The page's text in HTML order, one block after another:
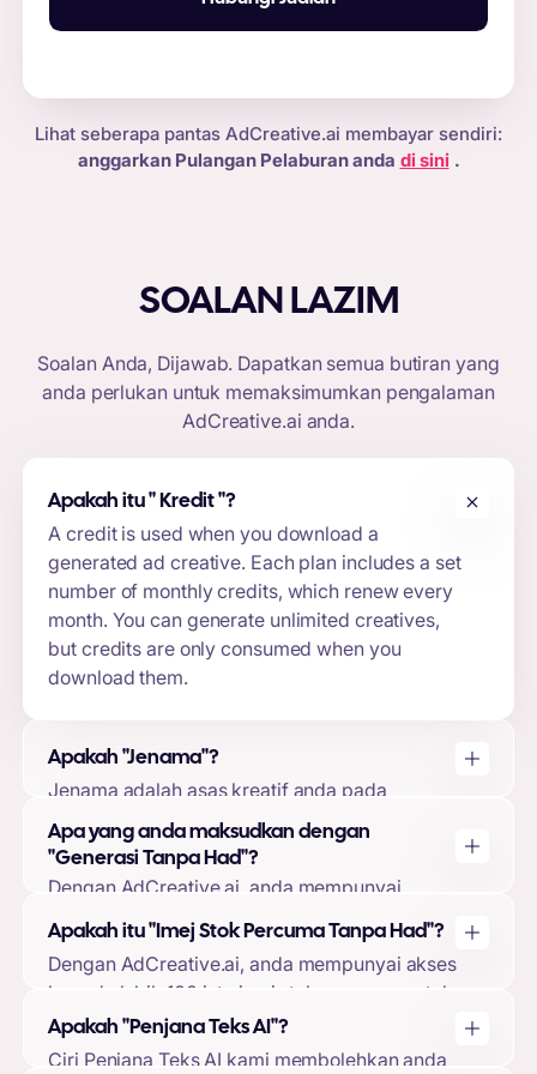
Lihat seberapa pantas AdCreative.ai membayar sendiri:
anggarkan Pulangan Pelaburan anda di sini .
SOALAN LAZIM
Soalan Anda, Dijawab. Dapatkan semua butiran yang
anda perlukan untuk memaksimumkan pengalaman
AdCreative.ai anda.
Apakah itu " Kredit "?
A credit is used when you download a
generated ad creative. Each plan includes a set
number of monthly credits, which renew every
month. You can generate unlimited creatives,
but credits are only consumed when you
download them.
Apakah "Jenama"?
Jenama adalah asas kreatif anda pada
AdCreative.ai. Dengan mencipta jenama, anda
boleh memuat naik logo, warna jenama,
perihalan jenama dan menyambungkan akaun
pembelajaran mesin kami menyesuaikan reka
bentuk dan ramalan kreatif anda kepada
jenama anda, memastikan output berkualiti
tinggi.
Apa yang anda maksudkan dengan
"Generasi Tanpa Had"?
Dengan AdCreative.ai, anda mempunyai
kreatif yang anda mahu, tidak kira sama ada
anda telah menggunakan semua muat turun
menggunakan muat turun anda apabila anda
memilih untuk memuat turun kreatif terjana
Apakah itu "Imej Stok Percuma Tanpa Had"?
Dengan AdCreative.ai, anda mempunyai akses
kepada lebih 100 juta imej stok percuma untuk
digunakan dalam kreatif iklan anda. Imej ini
disertakan dengan setiap pakej, dan anda tidak
Apakah "Penjana Teks AI"?
Ciri Penjana Teks AI kami membolehkan anda